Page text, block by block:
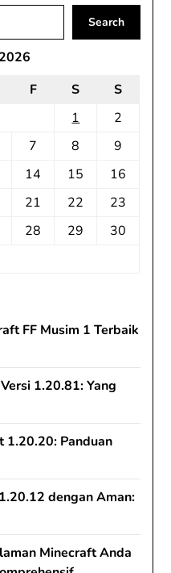
Search
F S
S
1
2
7 8
9
14 15
16
21 22
23
28 29
30
FF Musim 1 Terbaik
1.20.81: Yang
1.20.20: Panduan
dengan Aman:
Minecraft Anda